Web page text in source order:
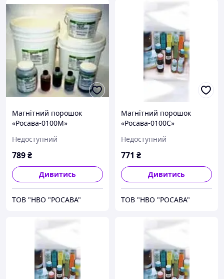
Магнітний порошок
«Росава-0100М»
Недоступний
789₴
Дивитись
ТОВ "НВО "РОСАВА"
Магнітний порошок
«Росава-0100С»
Недоступний
771 ₴
Дивитись
ТОВ "НВО "РОСАВА"